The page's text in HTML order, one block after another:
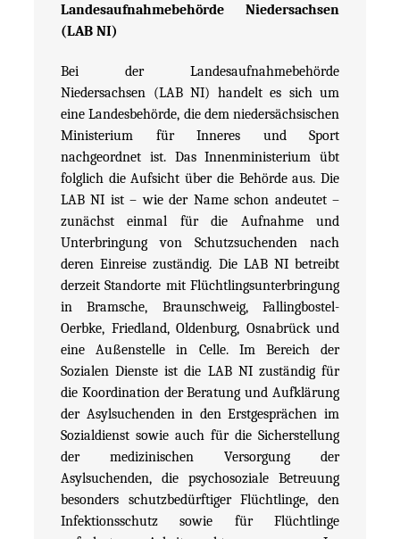
Landesaufnahmebehörde Niedersachsen
(LAB NI)
Bei der Landesaufnahmebehörde
Niedersachsen (LAB NI) handelt es sich um
eine Landesbehörde, die dem niedersächsischen
Ministerium für Inneres und Sport
nachgeordnet ist. Das Innenministerium übt
folglich die Aufsicht über die Behörde aus. Die
LAB NI ist – wie der Name schon andeutet –
zunächst einmal für die Aufnahme und
Unterbringung von Schutzsuchenden nach
deren Einreise zuständig. Die LAB NI betreibt
derzeit Standorte mit Flüchtlingsunterbringung
in Bramsche, Braunschweig, Fallingbostel-
Oerbke, Friedland, Oldenburg, Osnabrück und
eine Außenstelle in Celle. Im Bereich der
Sozialen Dienste ist die LAB NI zuständig für
die Koordination der Beratung und Aufklärung
der Asylsuchenden in den Erstgesprächen im
Sozialdienst sowie auch für die Sicherstellung
der medizinischen Versorgung der
Asylsuchenden, die psychosoziale Betreuung
besonders schutzbedürftiger Flüchtlinge, den
Infektionsschutz sowie für Flüchtlinge